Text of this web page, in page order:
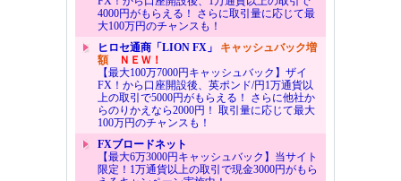
4000円がもらえる！ さらに取引量に応じて最
大100万円のチャンスも！
ヒロセ通商「LION FX」 キャッシュバック増
額ＮＥＷ！
【最大100万7000円キャッシュバック】ザイ
FX！から口座開設後、英ポンド/円1万通貨以
上の取引で5000円がもらえる！ さらに他社か
らのりかえなら2000円！ 取引量に応じて最大
100万円のチャンスも！
FXブロードネット
【最大6万3000円キャッシュバック】当サイト
限定！1万通貨以上の取引で現金3000円がもら